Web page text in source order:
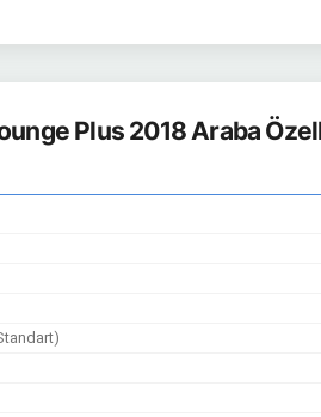
Plus 2018 Araba